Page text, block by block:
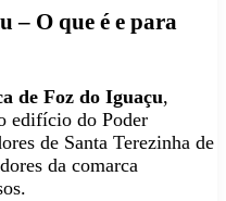
– O que é e para
de Foz do Iguaçu,
edifício do Poder
de Santa Terezinha de
da comarca